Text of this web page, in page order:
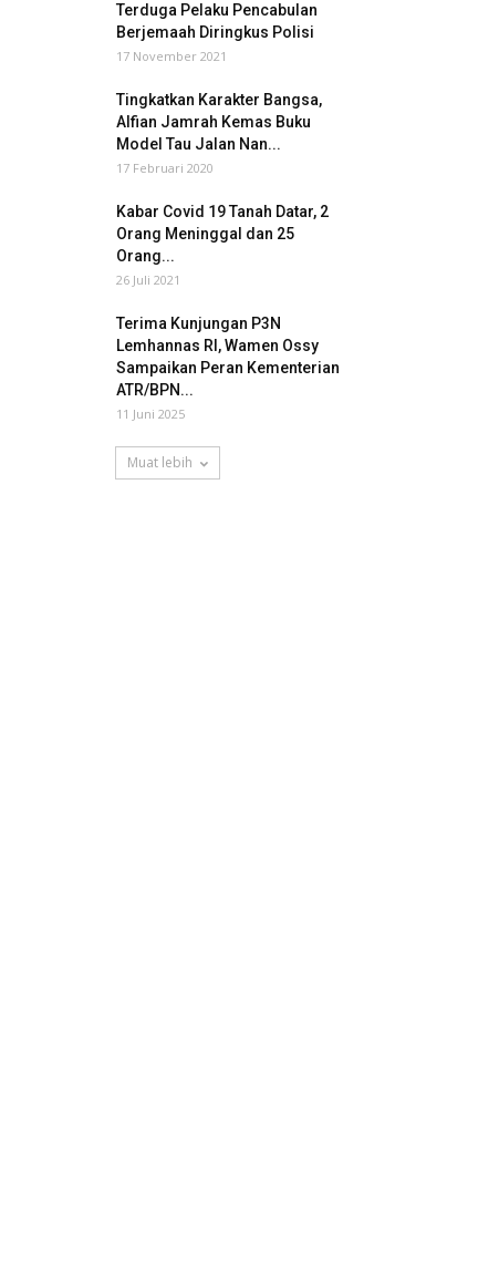
Terduga Pelaku Pencabulan
Berjemaah Diringkus Polisi
17 November 2021
Tingkatkan Karakter Bangsa,
Alfian Jamrah Kemas Buku
Model Tau Jalan Nan...
17 Februari 2020
Kabar Covid 19 Tanah Datar, 2
Orang Meninggal dan 25
Orang...
26 Juli 2021
Terima Kunjungan P3N
Lemhannas RI, Wamen Ossy
Sampaikan Peran Kementerian
ATR/BPN...
11 Juni 2025
Muat lebih